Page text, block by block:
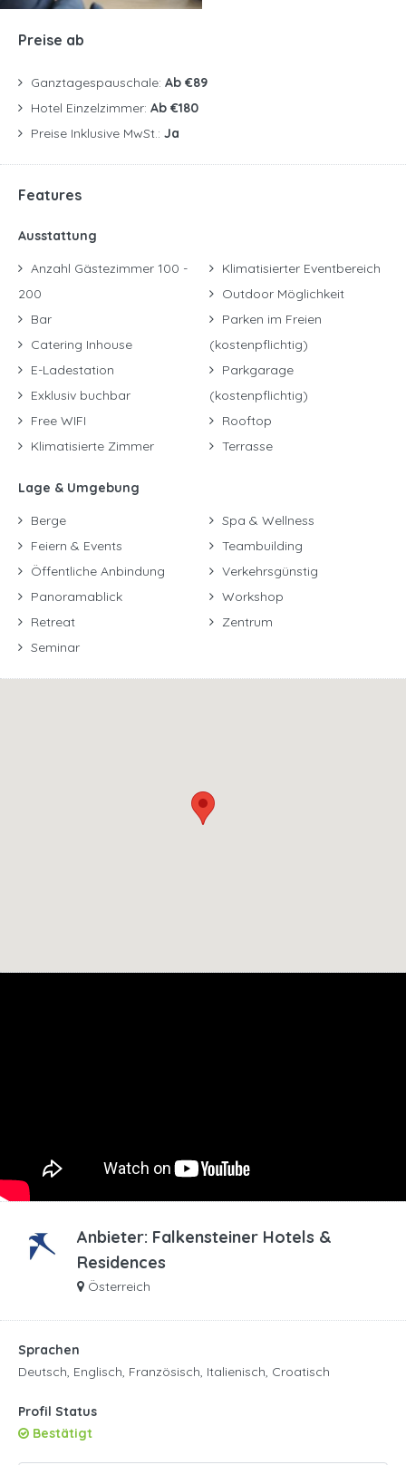
Preise ab
Ganztagespauschale: Ab €89
Hotel Einzelzimmer: Ab €180
Preise Inklusive MwSt.: Ja
Features
Ausstattung
Anzahl Gästezimmer 100 -
200
Bar
Catering Inhouse
E-Ladestation
Exklusiv buchbar
Free WIFI
Klimatisierte Zimmer
Klimatisierter Eventbereich
Outdoor Möglichkeit
Parken im Freien
(kostenpflichtig)
Parkgarage
(kostenpflichtig)
Rooftop
Terrasse
Lage & Umgebung
Berge
Feiern & Events
Öffentliche Anbindung
Panoramablick
Retreat
Seminar
Spa & Wellness
Teambuilding
Verkehrsgünstig
Workshop
Zentrum
Anbieter: Falkensteiner Hotels &
Residences
Österreich
Sprachen
Deutsch, Englisch, Französisch, Italienisch, Croatisch
Profil Status
Bestätigt